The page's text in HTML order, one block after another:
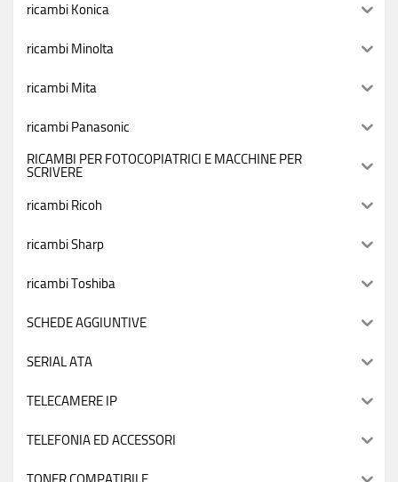
ricambi Konica
ricambi Minolta
ricambi Mita
ricambi Panasonic
RICAMBI PER FOTOCOPIATRICI E MACCHINE PER
SCRIVERE
ricambi Ricoh
ricambi Sharp
ricambi Toshiba
SCHEDE AGGIUNTIVE
SERIAL ATA
TELECAMERE IP
TELEFONIA ED ACCESSORI